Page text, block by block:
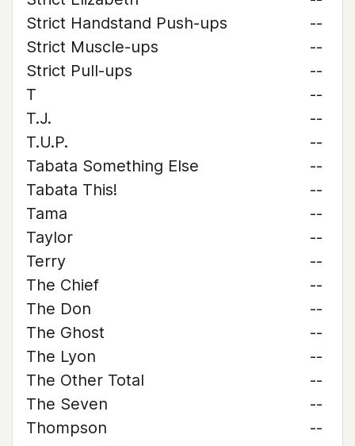
Strict Handstand Push-ups
--
Strict Muscle-ups
--
Strict Pull-ups
--
T
--
T.J.
--
T.U.P.
--
Tabata Something Else
--
Tabata This!
--
Tama
--
Taylor
--
Terry
--
The Chief
--
The Don
--
The Ghost
--
The Lyon
--
The Other Total
--
The Seven
--
Thompson
--